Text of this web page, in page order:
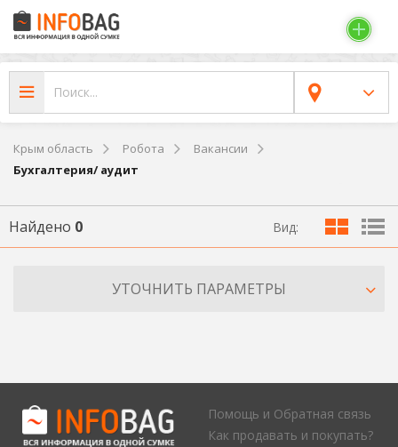
Крым область Робота
Вакансии
Бухгалтерия/ аудит
Найдено 0 Вид:
УТОЧНИТЬ ПАРАМЕТРЫ
Помощь и Обратная связь
Как продавать и покупать?